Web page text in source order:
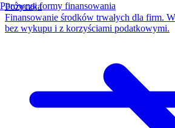
Pożyczka
Finansowanie środków trwałych dla firm.
bez wykupu i z korzyściami podatkowymi.
Porównaj formy finansowania